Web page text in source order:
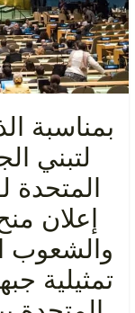
لتبني
إعلان
والشعوب
تمثيلية